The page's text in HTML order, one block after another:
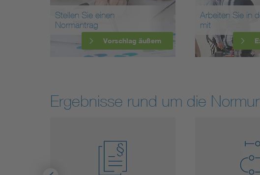
Stellen Sie einen
Normantrag
Vorschlag äußern
Arbeiten Sie in
mit
Ergebnisse rund um die